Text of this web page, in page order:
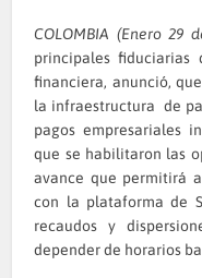
COLOMBIA (Enero
principales
financiera, anunció,
la infraestructura de
pagos empresariales
que se habilitaron las
avance que permitirá
con la plataforma de
recaudos y
depender de horarios